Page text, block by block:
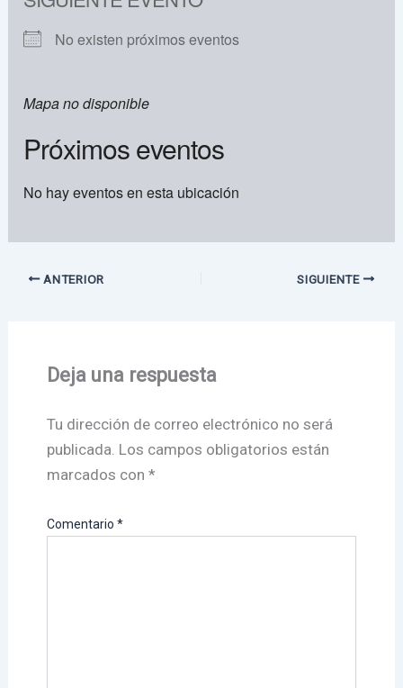
No existen próximos eventos
Mapa no disponible
Próximos eventos
No hay eventos en esta ubicación
ANTERIOR SIGUIENTE
Deja una respuesta
Tu dirección de correo electrónico no será
publicada. Los campos obligatorios están
marcados con *
Comentario *